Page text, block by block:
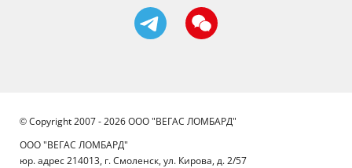
© Copyright 2007 - 2026 ООО "ВЕГАС ЛОМБАРД"
ООО "ВЕГАС ЛОМБАРД"
юр. адрес 214013, г. Смоленск, ул. Кирова, д. 2/57